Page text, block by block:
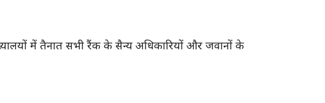
में तैनात सभी रैंक के सैन्य अधिकारियों और जवानों के